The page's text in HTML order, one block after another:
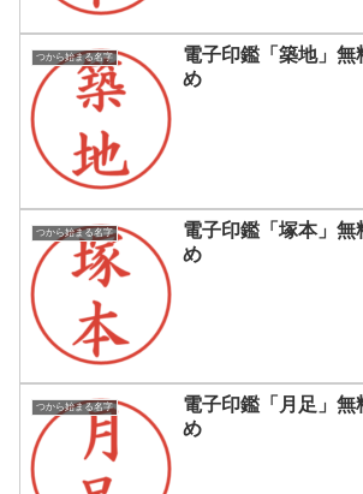
つから始まる名字
電子印鑑「築地」無
め
つから始まる名字
電子印鑑「塚本」無
め
つから始まる名字
電子印鑑「月足」無
め